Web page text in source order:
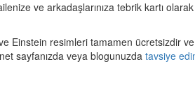
ve arkadaşlarınıza tebrik kartı
Einstein resimleri tamamen ücretsizdir
sayfanızda veya blogunuzda tavsiye